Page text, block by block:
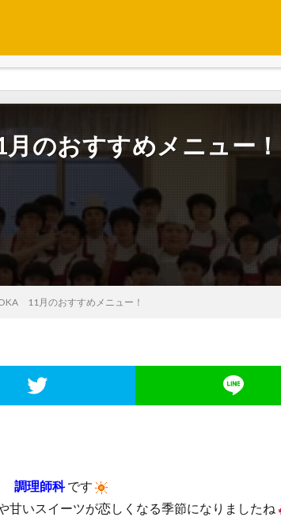
のおすすめメニュー！
11月のおすすめメニュー！
調理師科です
甘いスイーツが恋しくなる季節になりましたね